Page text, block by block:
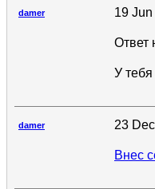
damer 19
Ответ
У
damer 23
Внес